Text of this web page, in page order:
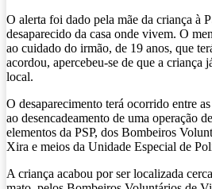
O alerta foi dado pela mãe da criança à
desaparecido da casa onde vivem. O
ao cuidado do irmão, de 19 anos, que
acordou, apercebeu-se de que a criança
local.
O desaparecimento terá ocorrido entre
ao desencadeamento de uma operação
elementos da PSP, dos Bombeiros
Xira e meios da Unidade Especial de
A criança acabou por ser localizada